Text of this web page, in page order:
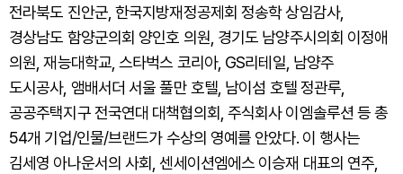
전라북도 진안군, 한국지방재정공제회 정송학 상임감사,
경상남도 함양군의회 양인호 의원, 경기도 남양주시의회 이정애
의원, 재능대학교, 스타벅스 코리아, GS리테일, 남양주
도시공사, 앰배서더 서울 풀만 호텔, 남이섬 호텔 정관루,
공공주택지구 전국연대 대책협의회, 주식회사 이엠솔루션 등 총
54개 기업/인물/브랜드가 수상의 영예를 안았다. 이 행사는
김세영 아나운서의 사회, 센세이션엠에스 이승재 대표의 연주,